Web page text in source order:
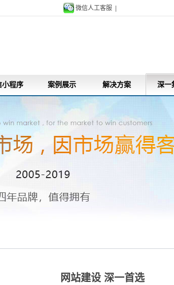
微信人工客服 |
小程序 案例展示 解决方案 深一
网站建设 深一首选